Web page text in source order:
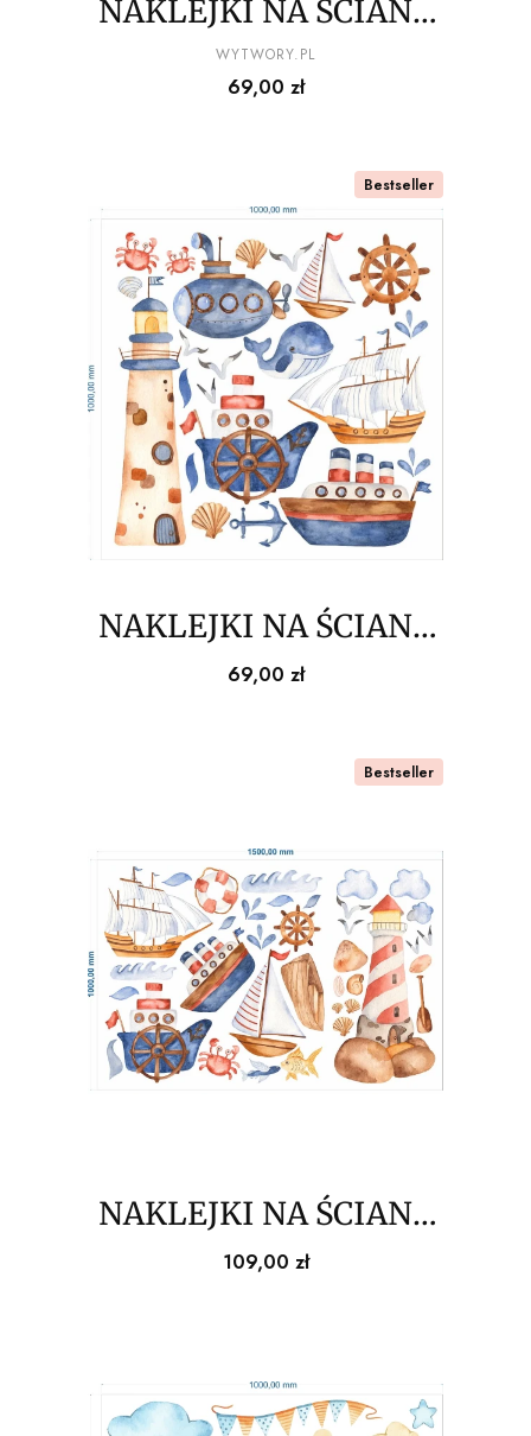
NAKLEJKI NA ŚCIANĘ
podniebne loty
100x100cm
PRODUCENT
WYTWORY.PL
Cena
69,00 zł
Bestseller
NAKLEJKI NA ŚCIANĘ
statki na morzu
Cena
69,00 zł
Bestseller
NAKLEJKI NA ŚCIANĘ
statki na morzu
Cena
109,00 zł